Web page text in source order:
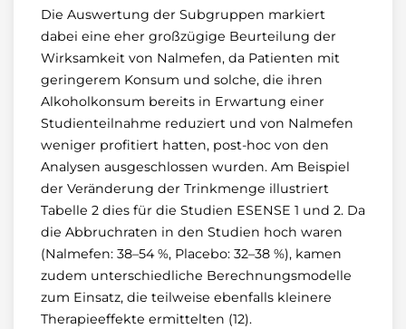
Die Auswertung der Subgruppen markiert
dabei eine eher großzügige Beurteilung der
Wirksamkeit von Nalmefen, da Patienten mit
geringerem Konsum und solche, die ihren
Alkoholkonsum bereits in Erwartung einer
Studienteilnahme reduziert und von Nalmefen
weniger profitiert hatten, post-hoc von den
Analysen ausgeschlossen wurden. Am Beispiel
der Veränderung der Trinkmenge illustriert
Tabelle 2 dies für die Studien ESENSE 1 und 2. Da
die Abbruchraten in den Studien hoch waren
(Nalmefen: 38–54 %, Placebo: 32–38 %), kamen
zudem unterschiedliche Berechnungsmodelle
zum Einsatz, die teilweise ebenfalls kleinere
Therapieeffekte ermittelten (12).